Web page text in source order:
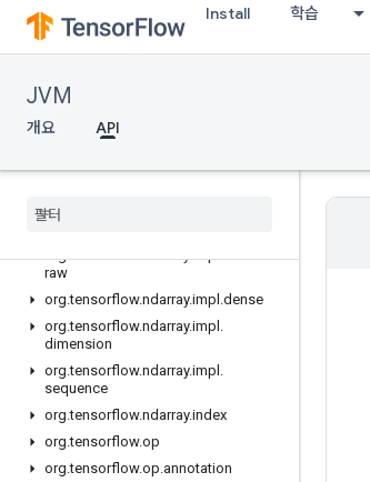
Install 학습
JVM
개요 API
org.tensorflow.ndarray.buffer
org.tensorflow.ndarray.buffer.layout
org.tensorflow.ndarray.impl.buffer
org.tensorflow.ndarray.impl.buffer.layout
org.tensorflow.ndarray.impl.buffer.
org
org.tensorflow.ndarray.impl.buffer.
raw
org.tensorflow.ndarray.impl .dense
org.tensorflow.ndarray.impl .
dimension
org.tensorflow.ndarray.impl .
sequence
org.tensorflow.ndarray.index
org.tensorflow.op
org.tensorflow.op.annotation